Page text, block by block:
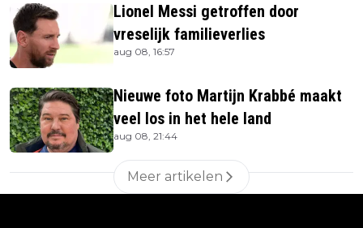
Lionel Messi getroffen door
vreselijk familieverlies
aug 08, 16:57
Nieuwe foto Martijn Krabbé maakt
veel los in het hele land
aug 08, 21:44
Meer artikelen